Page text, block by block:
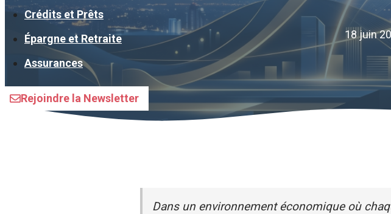
Crédits et Prêts
Épargne et Retraite
Assurances
Rejoindre la Newsletter
18 juin
Dans un environnement économique où